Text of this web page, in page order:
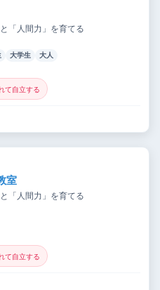
「人間力」を育てる
大学生 大人
て自立する
室
「人間力」を育てる
て自立する